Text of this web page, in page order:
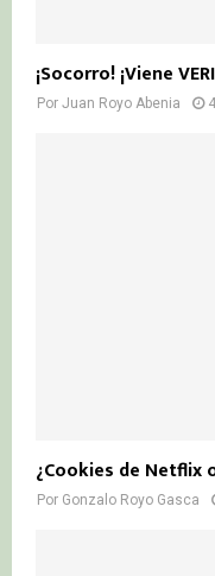
¡Socorro! ¡Viene
Por Juan Royo Abenia
¿Cookies de Netflix
Por Gonzalo Royo Gasca